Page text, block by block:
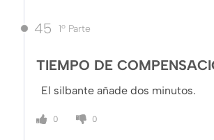
45 1º Parte
TIEMPO DE
El silbante añade dos minutos.
0 0